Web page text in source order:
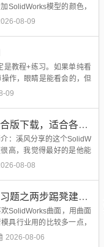
SolidWorks模型的颜色，
产品每个零件的辨识度，
劳尔卡色，颜色丰...
08-09
是教程+练习。如果单纯看
作，眼睛是能看会的，但
无从下手的，这时候就要
溪风会通过实战...
09
SolidWorks插件整合版下载，适合各个版本SolidWorks
：溪风分享的这个SolidW
高，我觉得最好的是他能
且适合SolidWorks各个版
思米...
08-08
SolidWorks曲面练习题之两步踢凳建模，看似曲面实则特征
SolidWorks曲面，用曲面
具行业用的比较多一点，
设计、钣金加工等大的行
2026-08-06